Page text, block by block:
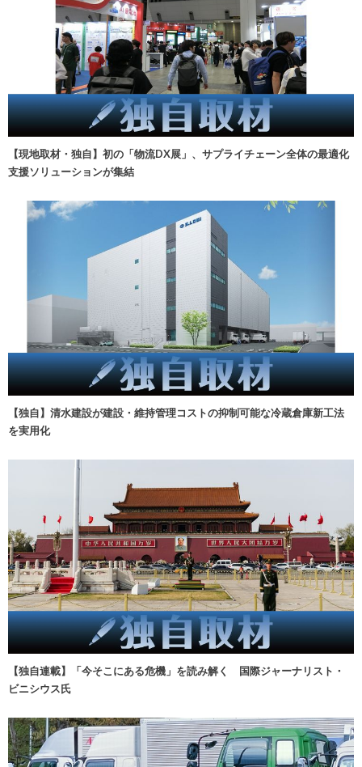
【現地取材・独自】初の「物流DX展」、サプライチェーン全体の最適化
支援ソリューションが集結
【独自】清水建設が建設・維持管理コストの抑制可能な冷蔵倉庫新工法
を実用化
【独自連載】「今そこにある危機」を読み解く 国際ジャーナリスト・
ビニシウス氏